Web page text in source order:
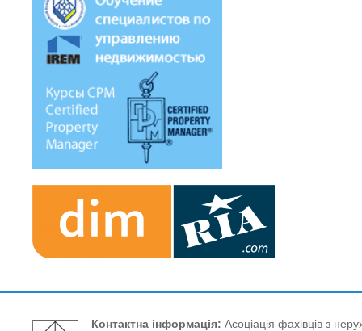
Контактна інформація: Асоціація фахівців з